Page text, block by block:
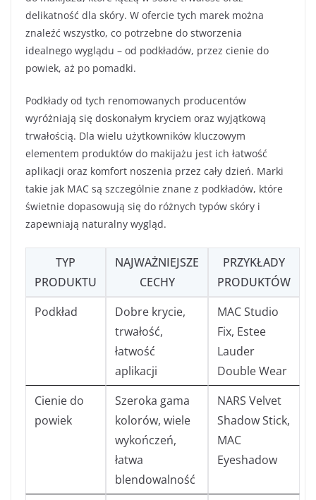
delikatność dla skóry. W ofercie tych marek można
znaleźć wszystko, co potrzebne do stworzenia
idealnego wyglądu – od podkładów, przez cienie do
powiek, aż po pomadki.
Podkłady od tych renomowanych producentów
wyróżniają się doskonałym kryciem oraz wyjątkową
trwałością. Dla wielu użytkowników kluczowym
elementem produktów do makijażu jest ich łatwość
aplikacji oraz komfort noszenia przez cały dzień. Marki
takie jak MAC są szczególnie znane z podkładów, które
świetnie dopasowują się do różnych typów skóry i
zapewniają naturalny wygląd.
TYP
PRODUKTU
NAJWAŻNIEJSZE
CECHY
PRZYKŁADY
PRODUKTÓW
Podkład
Dobre krycie,
trwałość,
łatwość
aplikacji
MAC Studio
Fix, Estee
Lauder
Double Wear
Cienie do
powiek
Szeroka gama
kolorów, wiele
wykończeń,
łatwa
blendowalność
NARS Velvet
Shadow Stick,
MAC
Eyeshadow